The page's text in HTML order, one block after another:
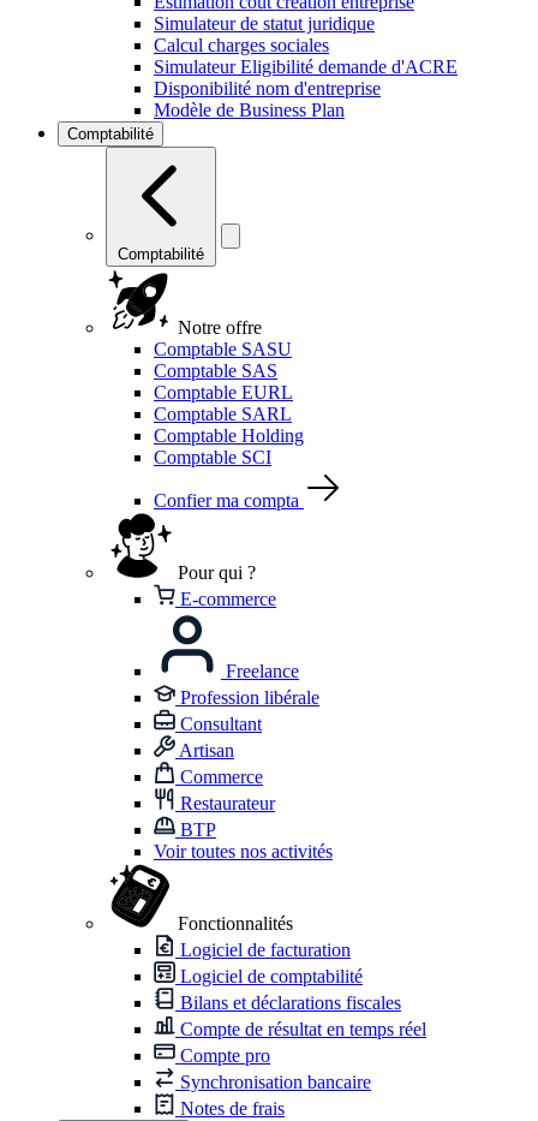
Simulateur de statut juridique
Calcul charges sociales
Simulateur Eligibilité demande d'ACRE
Disponibilité nom d'entreprise
Modèle de Business Plan
Comptabilité
Comptabilité
Notre offre
Comptable SASU
Comptable SAS
Comptable EURL
Comptable SARL
Comptable Holding
Comptable SCI
Confier ma compta
Pour qui ?
E-commerce
Freelance
Profession libérale
Consultant
Artisan
Commerce
Restaurateur
BTP
Voir toutes nos activités
Fonctionnalités
Logiciel de facturation
Logiciel de comptabilité
Bilans et déclarations fiscales
Compte de résultat en temps réel
Compte pro
Synchronisation bancaire
Notes de frais